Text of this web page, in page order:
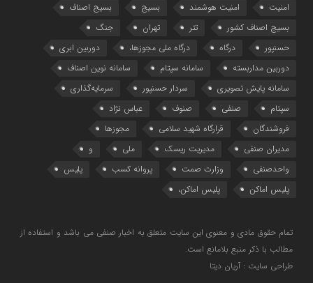
امنیت
امنیت هوشمند بسیج
بسیج اصناف
بسیج اصناف کشور
تتر تهران
جنگ
حسنپور
درگاه درگاه ملی مجوزها،
دوربین ابری
دوربین مداربسته
سامانه سپتام
سامانه نوین اصناف
سامانه پایش تصویری
سردار حسنپور
سرمایه‌گذاری
سپتام
صنفی صنوف
عباس نژاد
فروشندگان
قرارگاه شهید سلامی
مجوزها
مدیران صنفی
مدیریت ریسک ملی
و
واحدصنفی
وزارت صمت پروانه کسب
پلیس
پلیس اماکن
پلیس اماکن،
تمام حقوق مادی و معنوی این سایت متعلق به اخبار صنفی می باشد و استفاده از
مطالب با ذکر منبع بلامانع است.
طراحی سایت : آریان دیتا